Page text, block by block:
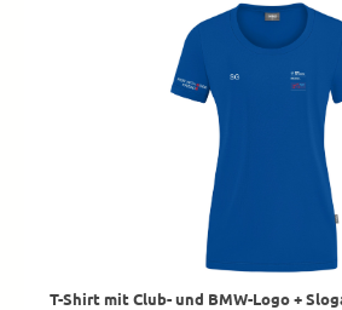
Bildergalerie überspringen
T-Shirt mit Club- und BMW-Logo +